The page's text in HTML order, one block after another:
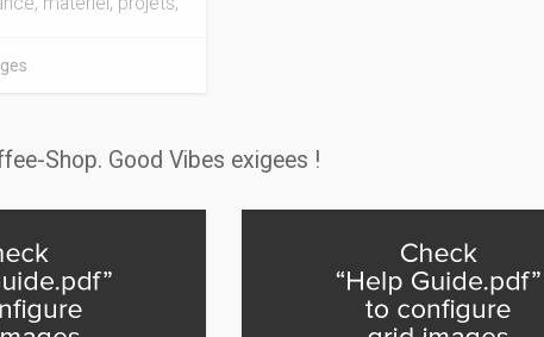
Shop. Good Vibes exigees !